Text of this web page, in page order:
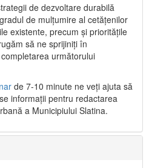
de dezvoltare durabilă
de mulțumire al cetățenilor
existente, precum și prioritățile
să ne sprijiniți în
următorului
de 7-10 minute ne veți ajuta să
informații pentru redactarea
a Municipiului Slatina.